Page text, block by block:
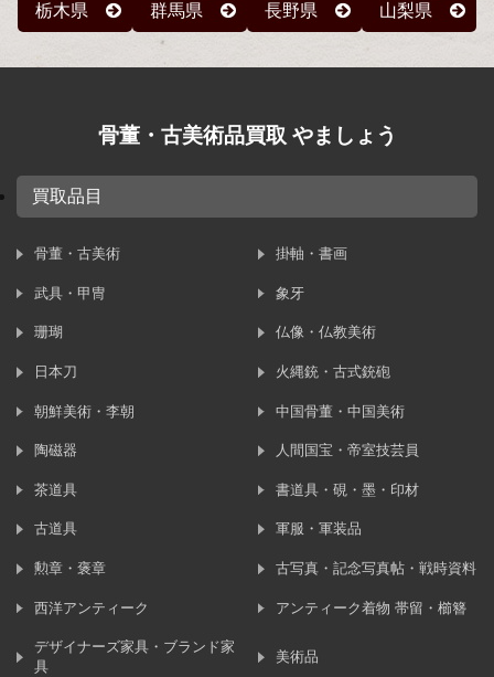
栃木県 群馬県 長野県 山梨県
骨董・古美術品買取 やましょう
買取品目
骨董・古美術 掛軸・書画
武具・甲冑 象牙
珊瑚 仏像・仏教美術
日本刀 火縄銃・古式銃砲
朝鮮美術・李朝 中国骨董・中国美術
陶磁器 人間国宝・帝室技芸員
茶道具 書道具・硯・墨・印材
古道具 軍服・軍装品
勲章・褒章 古写真・記念写真帖・戦時資料
西洋アンティーク アンティーク着物 帯留・櫛簪
デザイナーズ家具・ブランド家
具
美術品